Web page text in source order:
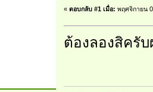
« ตอบกลับ #1 เมื่อ: พฤศจิกายน
ต้องลองสิครั